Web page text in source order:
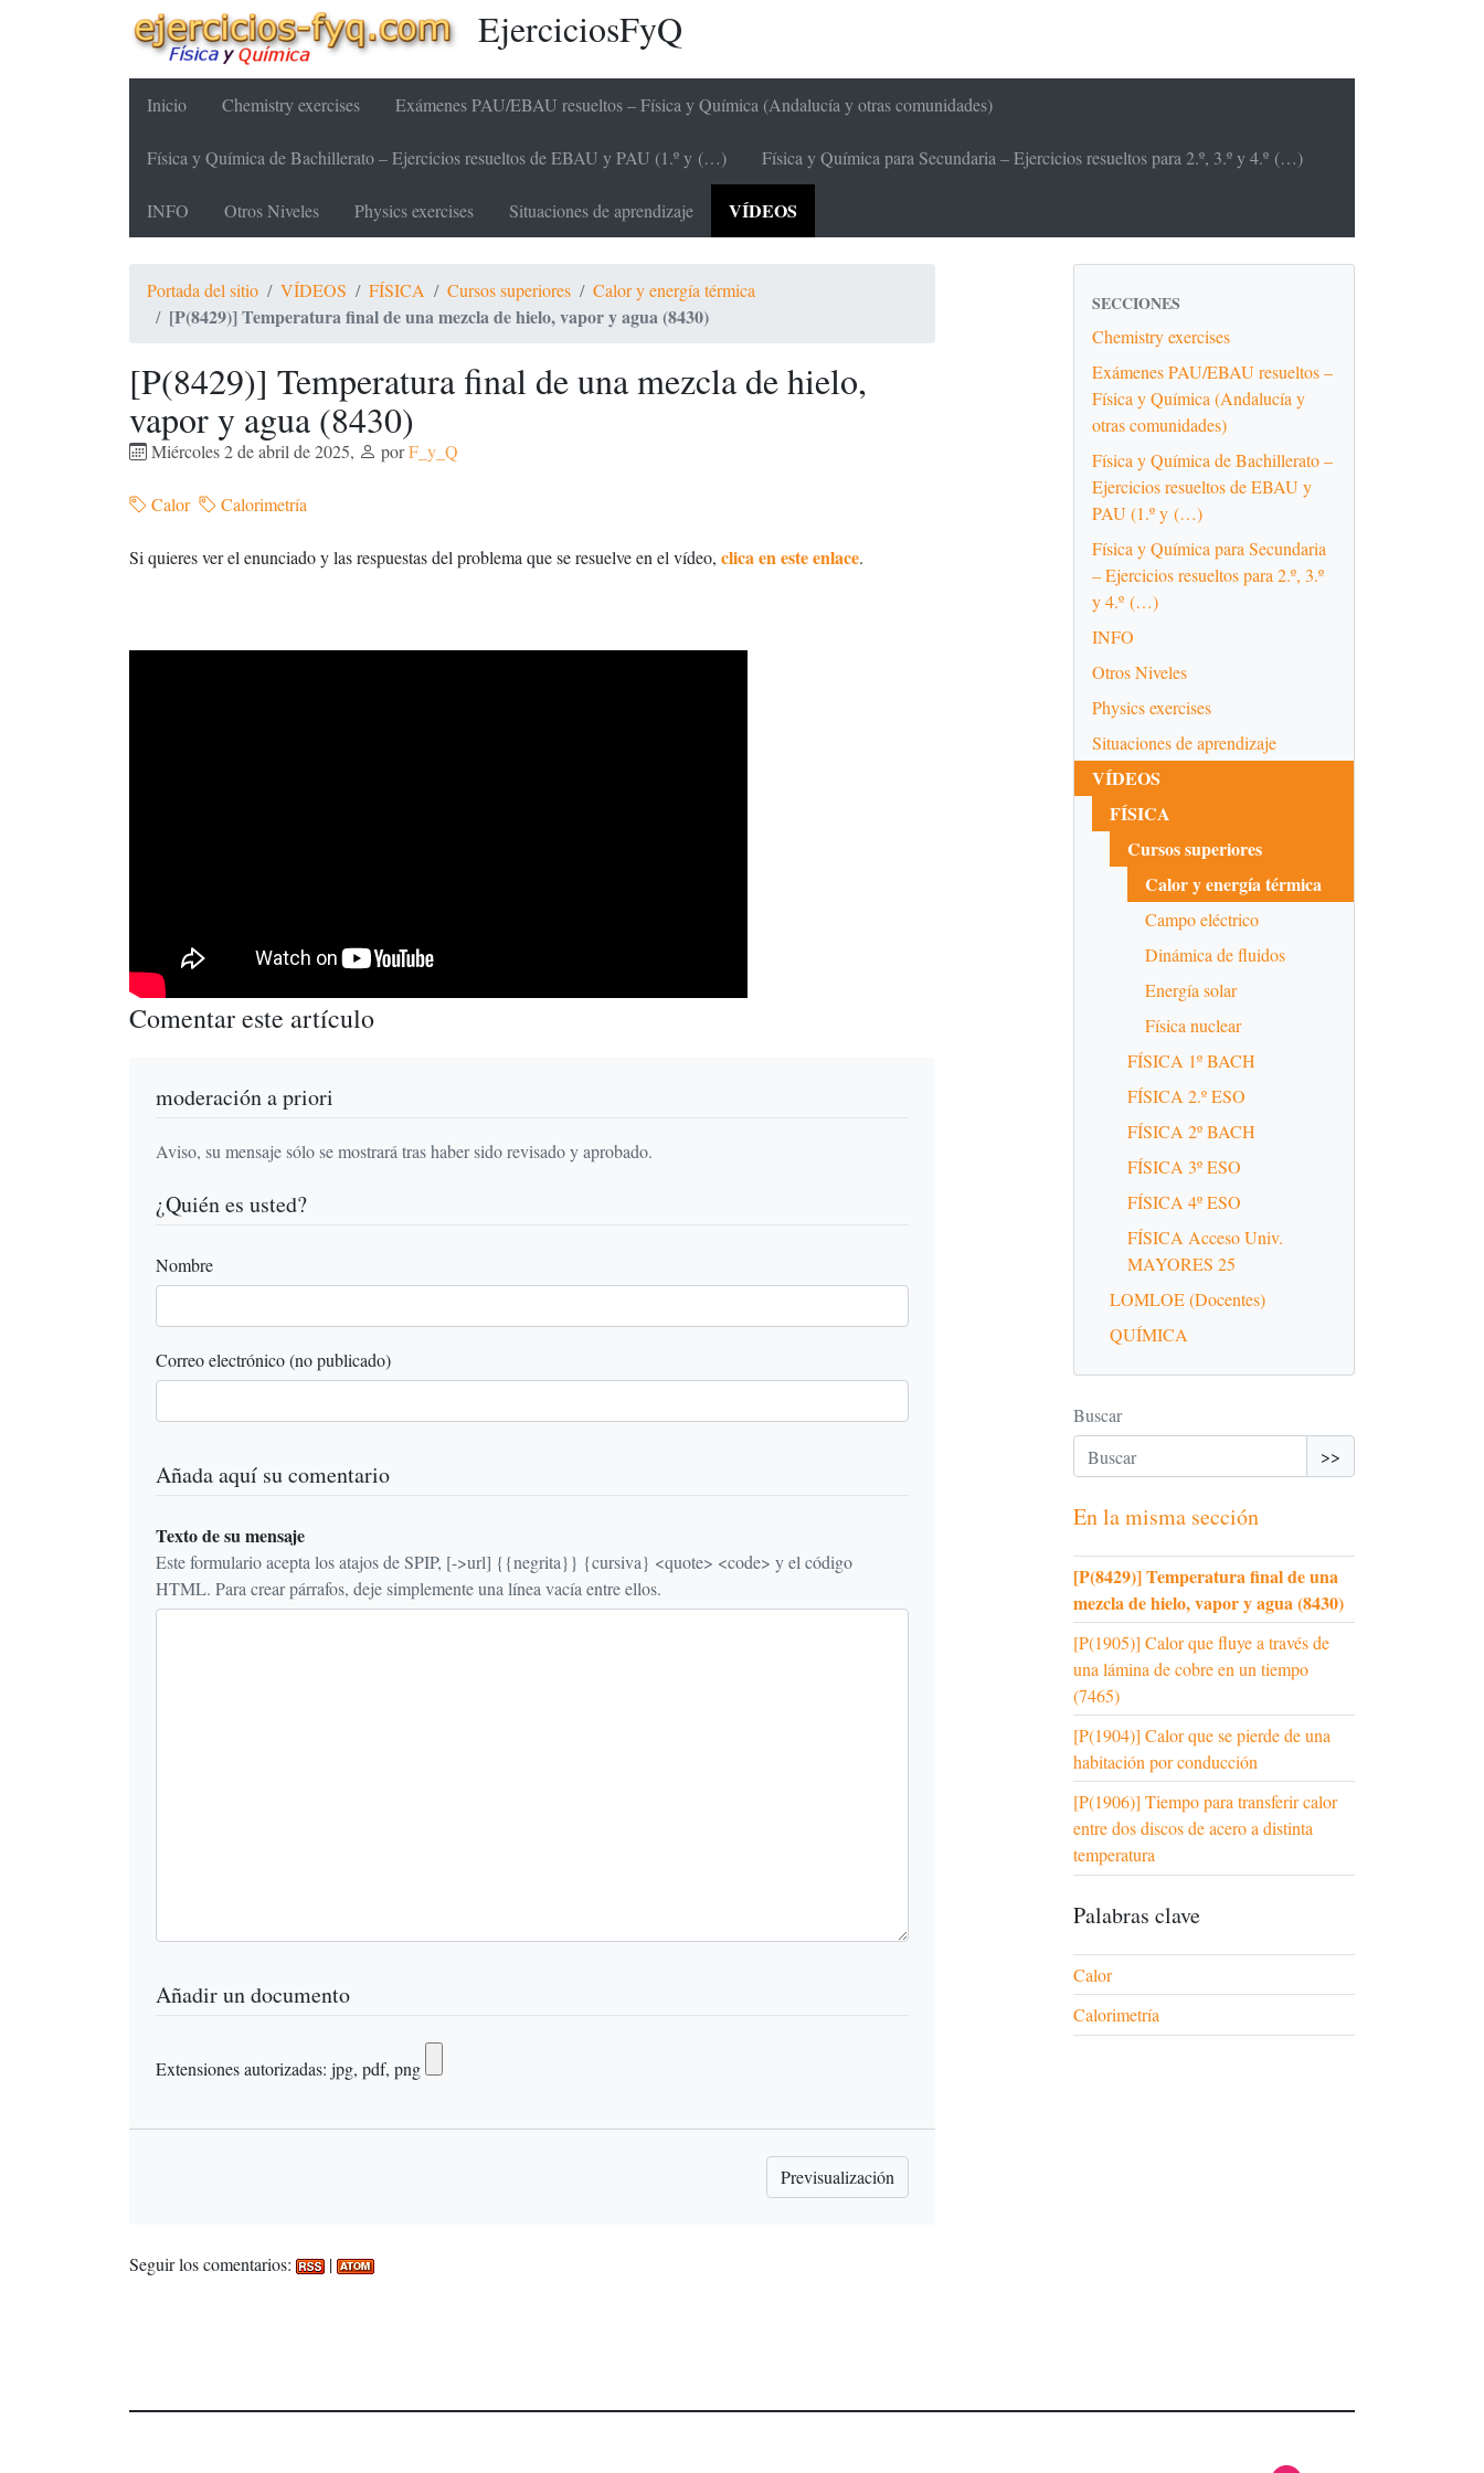
EjerciciosFyQ
Inicio Chemistry exercises Exámenes PAU/EBAU resueltos – Física y Química (Andalucía y otras comunidades)
Física y Química de Bachillerato – Ejercicios resueltos de EBAU y PAU (1.º y (…) Física y Química para Secundaria – Ejercicios resueltos para 2.º, 3.º y 4.º (…)
INFO Otros Niveles Physics exercises Situaciones de aprendizaje VÍDEOS
Portada del sitio VÍDEOS FÍSICA Cursos superiores Calor y energía térmica
[P(8429)] Temperatura final de una mezcla de hielo, vapor y agua (8430)
[P(8429)] Temperatura final de una mezcla de hielo,
vapor y agua (8430)
Miércoles 2 de abril de 2025, porF_y_Q
Calor Calorimetría
Si quieres ver el enunciado y las respuestas del problema que se resuelve en el vídeo, clica en este enlace.
Comentar este artículo
moderación a priori
Aviso, su mensaje sólo se mostrará tras haber sido revisado y aprobado.
¿Quién es usted?
Nombre
Correo electrónico (no publicado)
Añada aquí su comentario
Texto de su mensaje
Este formulario acepta los atajos de SPIP, [->url] {{negrita}} {cursiva} <quote> <code> y el código
HTML. Para crear párrafos, deje simplemente una línea vacía entre ellos.
Añadir un documento
Extensiones autorizadas: jpg, pdf, png
Seguir los comentarios: |
SECCIONES
Chemistry exercises
Exámenes PAU/EBAU resueltos –
Física y Química (Andalucía y
otras comunidades)
Física y Química de Bachillerato –
Ejercicios resueltos de EBAU y
PAU (1.º y (…)
Física y Química para Secundaria
– Ejercicios resueltos para 2.º, 3.º
y 4.º (…)
INFO
Otros Niveles
Physics exercises
Situaciones de aprendizaje
VÍDEOS
FÍSICA
Cursos superiores
Calor y energía térmica
Campo eléctrico
Dinámica de fluidos
Energía solar
Física nuclear
FÍSICA 1º BACH
FÍSICA 2.º ESO
FÍSICA 2º BACH
FÍSICA 3º ESO
FÍSICA 4º ESO
FÍSICA Acceso Univ.
MAYORES 25
LOMLOE (Docentes)
QUÍMICA
Buscar
>>
En la misma sección
[P(8429)] Temperatura final de una
mezcla de hielo, vapor y agua (8430)
[P(1905)] Calor que fluye a través de
una lámina de cobre en un tiempo
(7465)
[P(1904)] Calor que se pierde de una
habitación por conducción
[P(1906)] Tiempo para transferir calor
entre dos discos de acero a distinta
temperatura
Palabras clave
Calor
Calorimetría